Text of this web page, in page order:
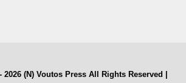
(N) Voutos Press All Rights Reserved |